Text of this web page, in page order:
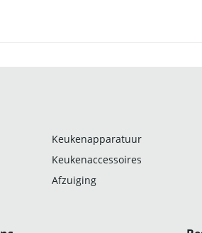
Keukenapparatuur
Keukenaccessoires
Afzuiging